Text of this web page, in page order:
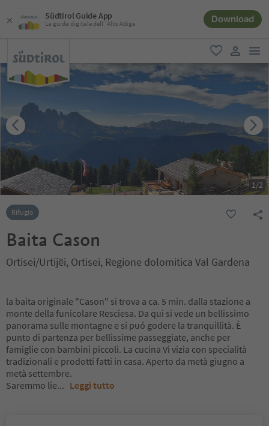
Südtirol Guide App
La guida digitale dell´Alto Adige Download
favoriti
user link
1/2
Rifugio
Baita Cason
Ortisei/Urtijëi, Ortisei, Regione dolomitica Val Gardena
la baita originale "Cason" si trova a ca. 5 min. dalla stazione a
monte della funicolare Resciesa. Da qui si vede un bellissimo
panorama sulle montagne e si puó godere la tranquillità. È
punto di partenza per bellissime passeggiate, anche per
famiglie con bambini piccoli. La cucina Vi vizia con specialità
tradizionali e prodotti fatti in casa. Aperto da metà giugno a
metà settembre.
Saremmo lie... Leggi tutto